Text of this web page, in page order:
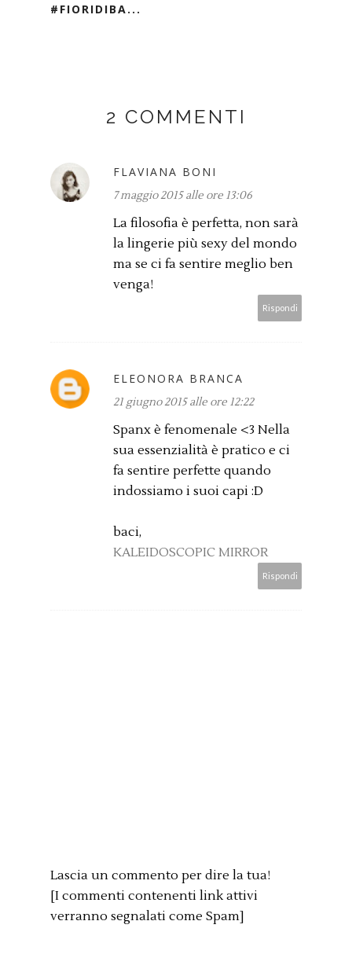
#FIORIDIBA...
2 COMMENTI
FLAVIANA BONI
7 maggio 2015 alle ore 13:06
La filosofia è perfetta, non sarà
la lingerie più sexy del mondo
ma se ci fa sentire meglio ben
venga!
Rispondi
ELEONORA BRANCA
21 giugno 2015 alle ore 12:22
Spanx è fenomenale <3 Nella
sua essenzialità è pratico e ci
fa sentire perfette quando
indossiamo i suoi capi :D
baci,
KALEIDOSCOPIC MIRROR
Rispondi
Lascia un commento per dire la tua!
[I commenti contenenti link attivi
verranno segnalati come Spam]